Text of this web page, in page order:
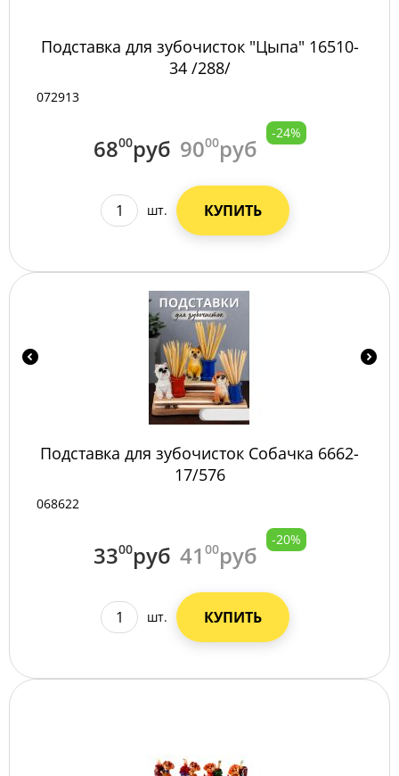
Подставка для зубочисток "Цыпа" 16510-
34 /288/
072913
6800руб 9000руб
-24%
шт. КУПИТЬ
Подставка для зубочисток Собачка 6662-
17/576
068622
3300руб 41 00руб
-20%
шт. КУПИТЬ